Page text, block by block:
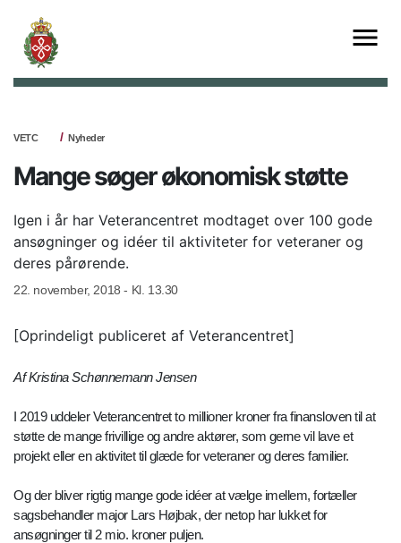
VETC Nyheder
Mange søger økonomisk støtte
Igen i år har Veterancentret modtaget over 100 gode
ansøgninger og idéer til aktiviteter for veteraner og
deres pårørende.
22. november, 2018 - Kl. 13.30
[Oprindeligt publiceret af Veterancentret]
Af Kristina Schønnemann Jensen
I 2019 uddeler Veterancentret to millioner kroner fra finansloven til at
støtte de mange frivillige og andre aktører, som gerne vil lave et
projekt eller en aktivitet til glæde for veteraner og deres familier.
Og der bliver rigtig mange gode idéer at vælge imellem, fortæller
sagsbehandler major Lars Højbak, der netop har lukket for
ansøgninger til 2 mio. kroner puljen.